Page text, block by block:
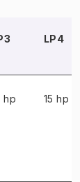
LP4
hp 15 hp